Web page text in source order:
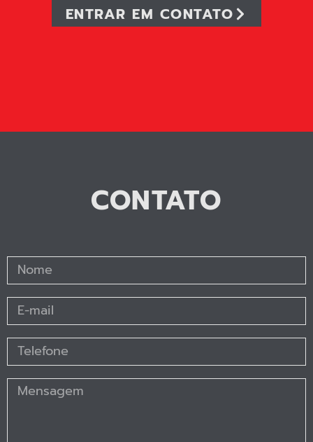
ENTRAR EM CONTATO
CONTATO